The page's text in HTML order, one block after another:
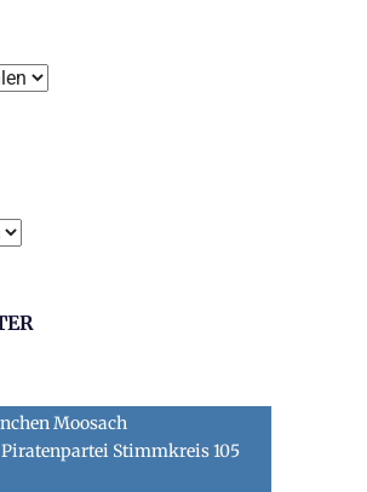
Moosach
Stimmkreis 105